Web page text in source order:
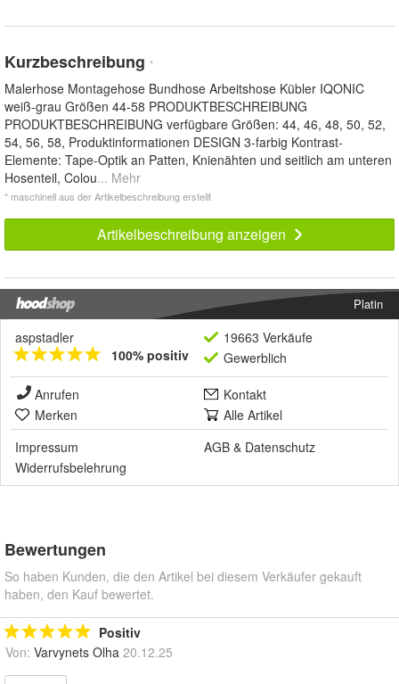
Kurzbeschreibung *
Malerhose Montagehose Bundhose Arbeitshose Kübler IQONIC
weiß-grau Größen 44-58 PRODUKTBESCHREIBUNG
PRODUKTBESCHREIBUNG verfügbare Größen: 44, 46, 48, 50, 52,
54, 56, 58, Produktinformationen DESIGN 3-farbig Kontrast-
Elemente: Tape-Optik an Patten, Knienähten und seitlich am unteren
Hosenteil, Colou... Mehr
* maschinell aus der Artikelbeschreibung erstellt
Artikelbeschreibung anzeigen
Platin
aspstadler
100% positiv
19663 Verkäufe
Gewerblich
Anrufen
Kontakt
Merken
Alle Artikel
Impressum
AGB & Datenschutz
Widerrufsbelehrung
Bewertungen
So haben Kunden, die den Artikel bei diesem Verkäufer gekauft
haben, den Kauf bewertet.
Positiv
Von: Varvynets Olha 20.12.25